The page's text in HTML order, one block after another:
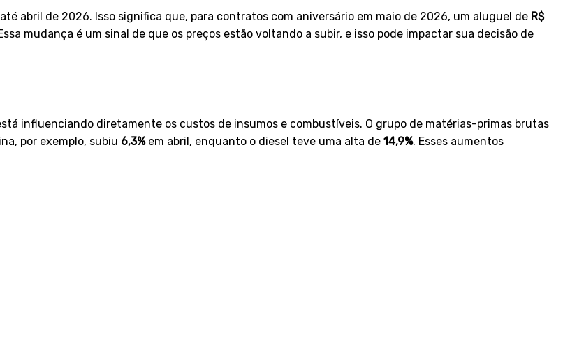
abril de 2026. Isso significa que, para contratos com aniversário em maio de 2026, um aluguel de R$
mudança é um sinal de que os preços estão voltando a subir, e isso pode impactar sua decisão de
influenciando diretamente os custos de insumos e combustíveis. O grupo de matérias-primas brutas
por exemplo, subiu 6,3%em abril, enquanto o diesel teve uma alta de 14,9%. Esses aumentos